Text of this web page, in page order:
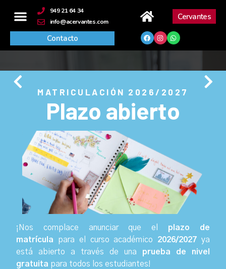
949 21 64 34
info@acervantes.com
Cervantes
Contacto
MATRICULACIÓN 2026/2027
Plazo abierto
¡Nos complace anunciar que el plazo de
matrícula para el curso académico 2026/2027 ya
está abierto a través de una prueba de nivel
gratuita para todos los estudiantes!